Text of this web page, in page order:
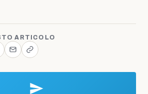
ARTICOLO